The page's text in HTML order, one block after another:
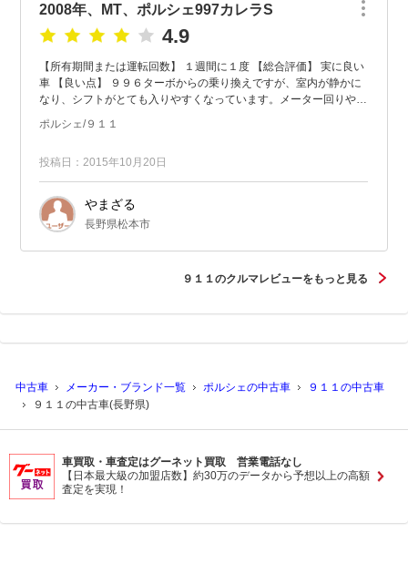
2008年、MT、ポルシェ997カレラS
4.9
【所有期間または運転回数】 １週間に１度 【総合評価】 実に良い
車 【良い点】 ９９６ターボからの乗り換えですが、室内が静かに
なり、シフトがとても入りやすくなっています。メーター回りや純
ポルシェ/９１１
投稿日：2015年10月20日
やまざる
長野県松本市
９１１のクルマレビューをもっと見る
中古車 メーカー・ブランド一覧 ポルシェの中古車
９１１の中古車
９１１の中古車(長野県)
車買取・車査定はグーネット買取 営業電話なし
【日本最大級の加盟店数】約30万のデータから予想以上の高額
査定を実現！